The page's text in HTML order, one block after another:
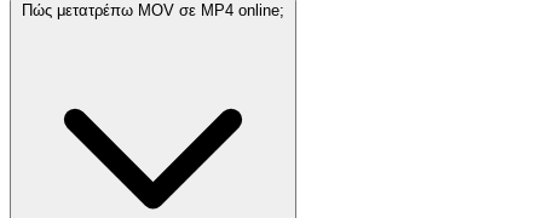
Πώς μετατρέπω MOV σε MP4 online;